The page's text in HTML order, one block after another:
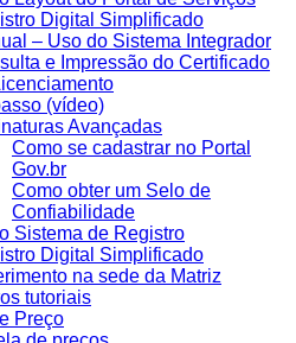
Digital Simplificado
– Uso do Sistema Integrador
e Impressão do Certificado
(vídeo)
Avançadas
Como se cadastrar no Portal
Gov.br
Como obter um Selo de
Confiabilidade
Sistema de Registro
Digital Simplificado
na sede da Matriz
tutoriais
Preço